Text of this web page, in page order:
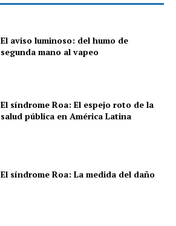
El aviso luminoso: del humo de
segunda mano al vapeo
El síndrome Roa: El espejo roto de la
salud pública en América Latina
El síndrome Roa: La medida del daño